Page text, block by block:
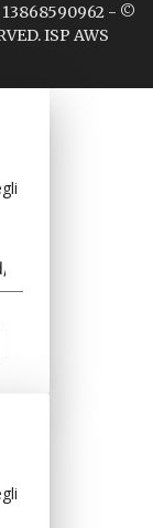
- ©
ISP AWS